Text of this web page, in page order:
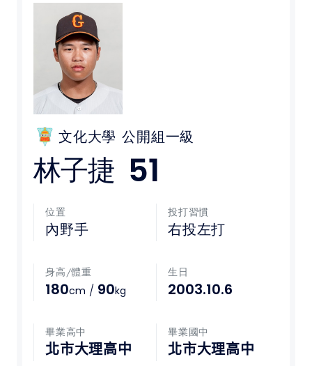
比賽場地
最新消息
媒體文章
下載專區
聯絡我們
POLICY
隱私權政策
網站使用條款
教育部體育署
文化大學 公開組一級
林子捷 51
位置
內野手
投打習慣
右投左打
身高/體重
180cm / 90kg
生日
2003.10.6
畢業高中
北市大理高中
畢業國中
北市大理高中